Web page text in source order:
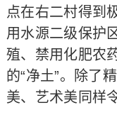
点在右二村得到
用水源二级保护
殖、禁用化肥农
的“净土”。除了
美、艺术美同样